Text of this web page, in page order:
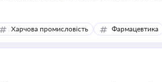
Харчова промисловість Фармацевтика